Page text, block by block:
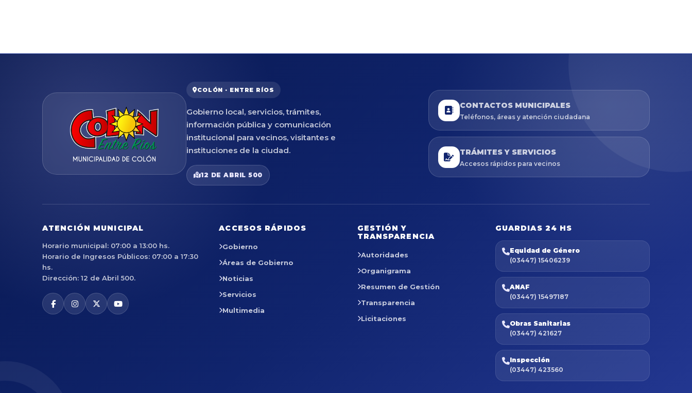
COLÓN · ENTRE RÍOS
Gobierno local, servicios, trámites,
información pública y comunicación
institucional para vecinos, visitantes e
instituciones de la ciudad.
12 DE ABRIL 500
CONTACTOS MUNICIPALES
Teléfonos, áreas y atención ciudadana
TRÁMITES Y SERVICIOS
Accesos rápidos para vecinos
ATENCIÓN MUNICIPAL
Horario municipal: 07:00 a 13:00 hs.
Horario de Ingresos Públicos: 07:00 a 17:30
hs.
Dirección: 12 de Abril 500.
ACCESOS RÁPIDOS
Gobierno
Áreas de Gobierno
Noticias
Servicios
Multimedia
GESTIÓN Y
TRANSPARENCIA
Autoridades
Organigrama
Resumen de Gestión
Transparencia
Licitaciones
GUARDIAS 24 HS
Equidad de Género
(03447) 15406239
ANAF
(03447) 15497187
Obras Sanitarias
(03447) 421627
Inspección
(03447) 423560